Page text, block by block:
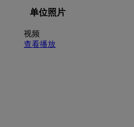
单位照片
视频
查看播放